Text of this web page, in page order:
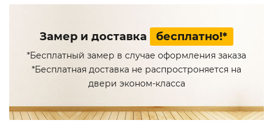
Замер и доставка бесплатно!*
*Бесплатный замер в случае оформления заказа
*Бесплатная доставка не распростроняется на
двери эконом-класса